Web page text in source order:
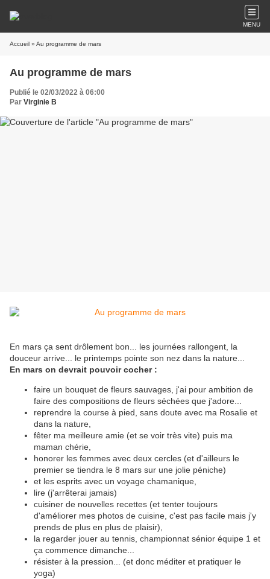
MENU
Accueil » Au programme de mars
Au programme de mars
Publié le 02/03/2022 à 06:00
Par Virginie B
En mars ça sent drôlement bon... les journées rallongent, la
douceur arrive... le printemps pointe son nez dans la nature...
En mars on devrait pouvoir cocher :
faire un bouquet de fleurs sauvages, j'ai pour ambition de
faire des compositions de fleurs séchées que j'adore...
reprendre la course à pied, sans doute avec ma Rosalie et
dans la nature,
fêter ma meilleure amie (et se voir très vite) puis ma
maman chérie,
honorer les femmes avec deux cercles (et d'ailleurs le
premier se tiendra le 8 mars sur une jolie péniche)
et les esprits avec un voyage chamanique,
lire (j'arrêterai jamais)
cuisiner de nouvelles recettes (et tenter toujours
d'améliorer mes photos de cuisine, c'est pas facile mais j'y
prends de plus en plus de plaisir),
la regarder jouer au tennis, championnat sénior équipe 1 et
ça commence dimanche...
résister à la pression... (et donc méditer et pratiquer le
yoga)